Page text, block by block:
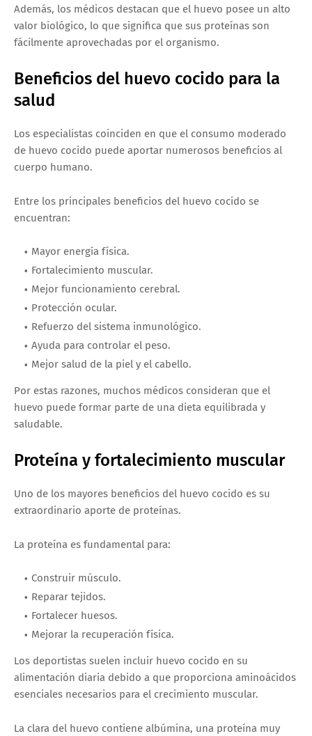
Además, los médicos destacan que el huevo posee un alto
valor biológico, lo que significa que sus proteínas son
fácilmente aprovechadas por el organismo.
Beneficios del huevo cocido para la
salud
Los especialistas coinciden en que el consumo moderado
de huevo cocido puede aportar numerosos beneficios al
cuerpo humano.
Entre los principales beneficios del huevo cocido se
encuentran:
Mayor energía física.
Fortalecimiento muscular.
Mejor funcionamiento cerebral.
Protección ocular.
Refuerzo del sistema inmunológico.
Ayuda para controlar el peso.
Mejor salud de la piel y el cabello.
Por estas razones, muchos médicos consideran que el
huevo puede formar parte de una dieta equilibrada y
saludable.
Proteína y fortalecimiento muscular
Uno de los mayores beneficios del huevo cocido es su
extraordinario aporte de proteínas.
La proteína es fundamental para:
Construir músculo.
Reparar tejidos.
Fortalecer huesos.
Mejorar la recuperación física.
Los deportistas suelen incluir huevo cocido en su
alimentación diaria debido a que proporciona aminoácidos
esenciales necesarios para el crecimiento muscular.
La clara del huevo contiene albúmina, una proteína muy